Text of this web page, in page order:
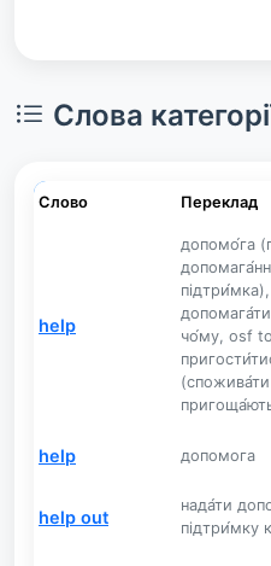
Слова
Слово Переклад
help
допомо́га
чо́му, osf
help допомога
help out
нада́ти
підтри́мку